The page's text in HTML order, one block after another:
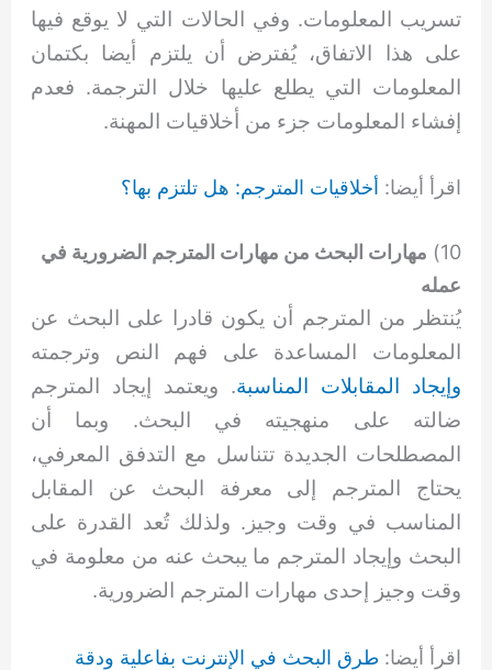
تسريب المعلومات. وفي الحالات التي لا يوقع فيها
على هذا الاتفاق، يُفترض أن يلتزم أيضا بكتمان
المعلومات التي يطلع عليها خلال الترجمة. فعدم
إفشاء المعلومات جزء من أخلاقيات المهنة.
اقرأ أيضا: أخلاقيات المترجم: هل تلتزم بها؟
10)
مهارات البحث من مهارات المترجم الضرورية في
عمله
يُنتظر من المترجم أن يكون قادرا على البحث عن
المعلومات المساعدة على فهم النص وترجمته
وإيجاد المقابلات المناسبة. ويعتمد إيجاد المترجم
ضالته على منهجيته في البحث. وبما أن
المصطلحات الجديدة تتناسل مع التدفق المعرفي،
يحتاج المترجم إلى معرفة البحث عن المقابل
المناسب في وقت وجيز. ولذلك تُعد القدرة على
البحث وإيجاد المترجم ما يبحث عنه من معلومة في
وقت وجيز إحدى مهارات المترجم الضرورية.
اقرأ أيضا: طرق البحث في الإنترنت بفاعلية ودقة